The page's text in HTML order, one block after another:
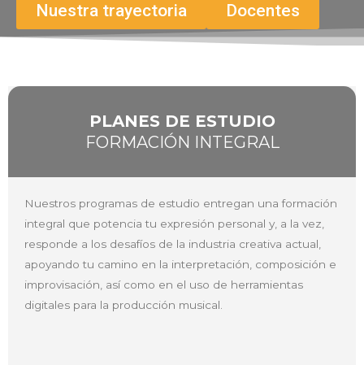
Nuestra trayectoria Docentes
PLANES DE ESTUDIO
FORMACIÓN INTEGRAL
Nuestros programas de estudio entregan una formación
integral que potencia tu expresión personal y, a la vez,
responde a los desafíos de la industria creativa actual,
apoyando tu camino en la interpretación, composición e
improvisación, así como en el uso de herramientas
digitales para la producción musical.